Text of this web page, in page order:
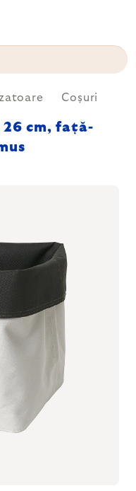
Coșuri
26 cm, față-